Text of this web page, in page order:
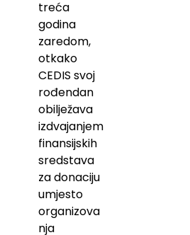
treća
godina
zaredom,
otkako
CEDIS svoj
rođendan
obilježava
izdvajanjem
finansijskih
sredstava
za donaciju
umjesto
organizova
nja